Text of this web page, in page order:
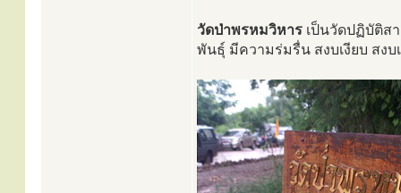
วัดป่าพรหมวิหาร เป็นวัดปฏิบัติส
พันธุ์ มีความร่มรื่น สงบเงียบ สงบ